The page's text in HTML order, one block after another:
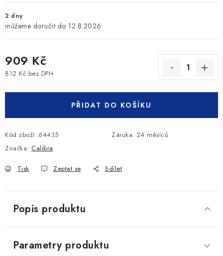
2 dny
12.8.2026
909 Kč
812 Kč bez DPH
PŘIDAT DO KOŠÍKU
Kód zboží: 64435 Záruka: 24 měsíců
Značka: Calibra
Tisk Zeptat se Sdílet
Popis produktu
Parametry produktu